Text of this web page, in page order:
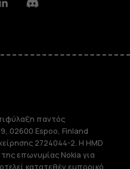
Discord
παντός
02600 Espoo, Finland
2724044-2. Η HMD
της επωνυμίας Nokia για
κατατεθέν εμπορικό